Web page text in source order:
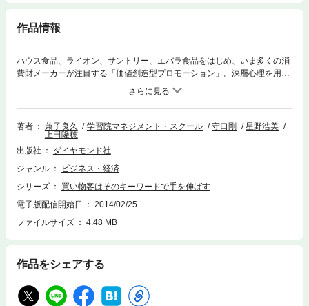
作品情報
ハウス食品、ライオン、サントリー、エバラ食品をはじめ、いま多くの消
費財メーカーが注目する「価値創造型プロモーション」。深層心理を用い
て消費者インサイトを引き出し、安売りに頼らずとも小売店頭での販売数
を高める最新の販促手法を初めて公開。熾烈な価格競争でしのぎを削るす
べてのマーケター、バイヤー必読の書。
著者
兼子良久 学習院マネジメント・スクール 守口剛
星野浩美
上田隆穂
出版社
ダイヤモンド社
ジャンル
ビジネス・経済
シリーズ
買い物客はそのキーワードで手を伸ばす
電子版配信開始日
2014/02/25
ファイルサイズ
4.48 MB
作品をシェアする